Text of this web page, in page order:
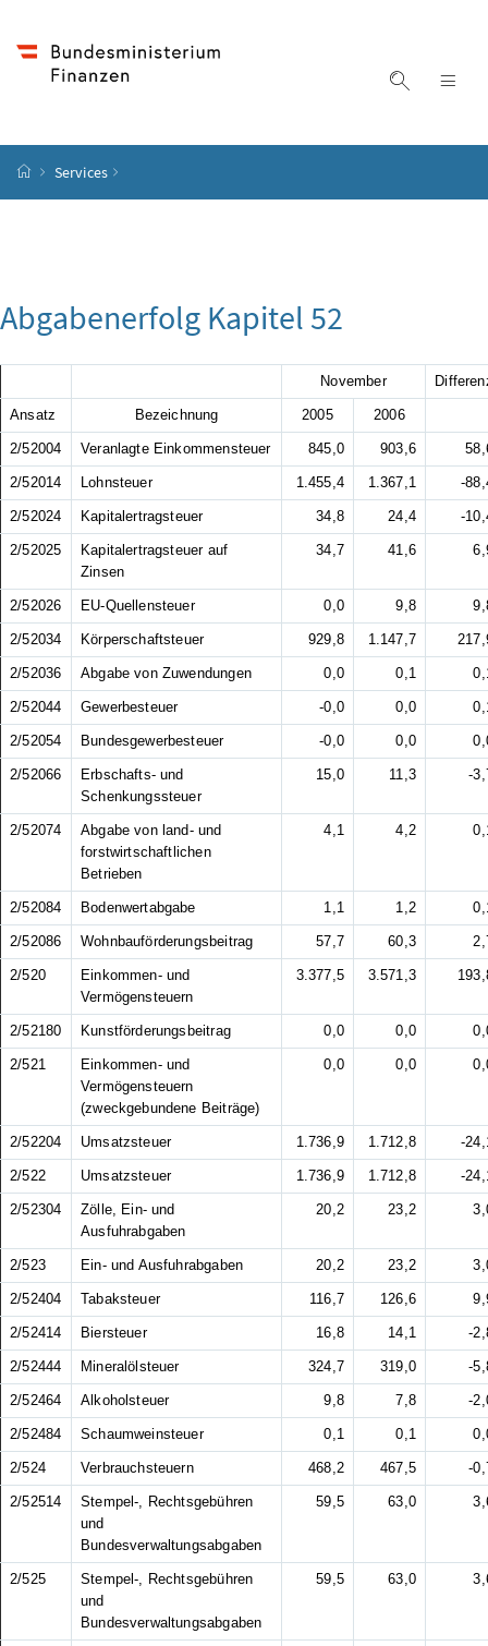
Suche
Startseite
Services
Abgabenerfolg Kapitel 52
November
Ansatz Bezeichnung 2005 2006
2/52004 Veranlagte Einkommensteuer 845,0 903,6
2/52014 Lohnsteuer 1.455,4 1.367,1 -
2/52024 Kapitalertragsteuer 34,8 24,4 -
2/52025
Kapitalertragsteuer auf
Zinsen
34,7 41,6
2/52026 EU-Quellensteuer 0,0 9,8
2/52034 Körperschaftsteuer 929,8 1.147,7
2/52036 Abgabe von Zuwendungen 0,0 0,1
2/52044 Gewerbesteuer -0,0 0,0
2/52054 Bundesgewerbesteuer -0,0 0,0
2/52066
Erbschafts- und
Schenkungssteuer
15,0 11,3 -
2/52074
Abgabe von land- und
forstwirtschaftlichen
Betrieben
4,1 4,2
2/52084 Bodenwertabgabe 1,1 1,2
2/52086 Wohnbauförderungsbeitrag 57,7 60,3
2/520
Einkommen- und
Vermögensteuern
3.377,5 3.571,3
2/52180 Kunstförderungsbeitrag 0,0 0,0
2/521
Einkommen- und
Vermögensteuern
(zweckgebundene Beiträge)
0,0 0,0
2/52204 Umsatzsteuer 1.736,9 1.712,8 -
2/522 Umsatzsteuer 1.736,9 1.712,8 -
2/52304
Zölle, Ein- und
Ausfuhrabgaben
20,2 23,2
2/523 Ein- und Ausfuhrabgaben 20,2 23,2
2/52404 Tabaksteuer 116,7 126,6
2/52414 Biersteuer 16,8 14,1 -
2/52444 Mineralölsteuer 324,7 319,0 -
2/52464 Alkoholsteuer 9,8 7,8 -
2/52484 Schaumweinsteuer 0,1 0,1
2/524 Verbrauchsteuern 468,2 467,5 -
2/52514
Stempel-, Rechtsgebühren
und
Bundesverwaltungsabgaben
59,5 63,0
2/525
Stempel-, Rechtsgebühren
und
Bundesverwaltungsabgaben
59,5 63,0